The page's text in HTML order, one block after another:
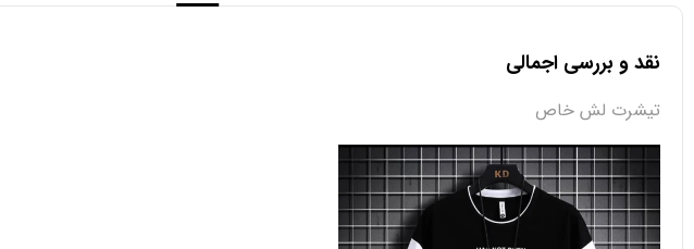
نقد و بررسی اجمالی
تیشرت لش خاص